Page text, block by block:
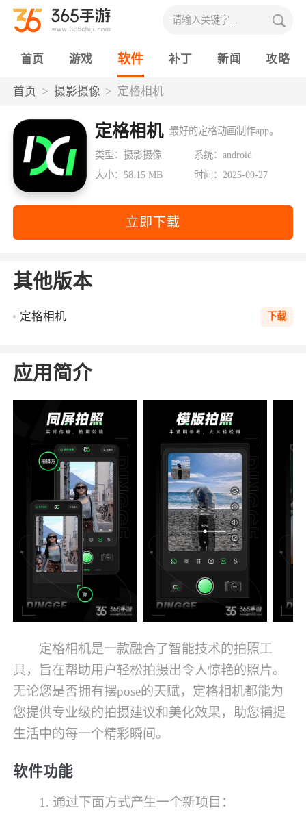
首页 游戏 软件 补丁 新闻 攻略
首页 摄影摄像 定格相机
定格相机 最好的定格动画制作app。
类型：摄影摄像
系统：android
大小：58.15 MB
时间：2025-09-27
立即下载
其他版本
定格相机 下载
应用简介
定格相机是一款融合了智能技术的拍照工
具，旨在帮助用户轻松拍摄出令人惊艳的照片。
无论您是否拥有摆pose的天赋，定格相机都能为
您提供专业级的拍摄建议和美化效果，助您捕捉
生活中的每一个精彩瞬间。
软件功能
1. 通过下面方式产生一个新项目：